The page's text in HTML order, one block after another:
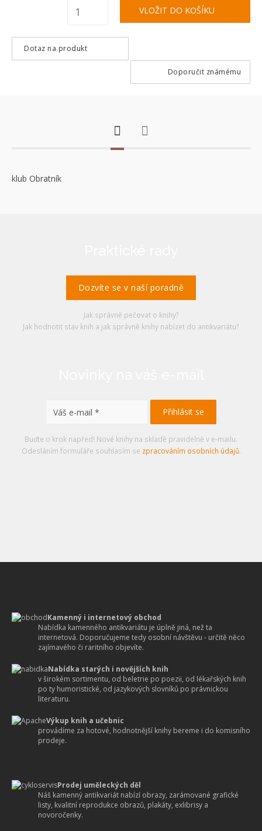
Dotaz na produkt
Doporučit známému
klub Obratník
Dozvíte se v naší poradně
Jak správně pečovat o knihy?
Jak hodnotit stav knih a jak správně knihy nabízet do antikvariátu?
Buďte o krok napřed! Nové knihy na skladě pravidelně v e-mailu.
Odesláním formuláře souhlasím se zpracováním osobních údajů.
Kamenný i internetový obchod
Nabídka kamenného antikvariátu je úplně jiná, než ta
internetová. Doporučujeme tedy osobní návštěvu - určitě něco
zajímavého či raritního objevíte.
Nabídka starých i novějších knih
v širokém sortimentu, od beletrie po poezii, od lékařských knih
po ty humoristické, od jazykových slovníků po právnickou
literaturu.
Výkup knih a učebnic
provádíme za hotové, hodnotnější knihy bereme i do komisního
prodeje.
Prodej uměleckých děl
Náš kamenný antikvariát nabízí obrazy, zarámované grafické
listy, kvalitní reprodukce obrazů, plakáty, exlibrisy a
novoročenky.